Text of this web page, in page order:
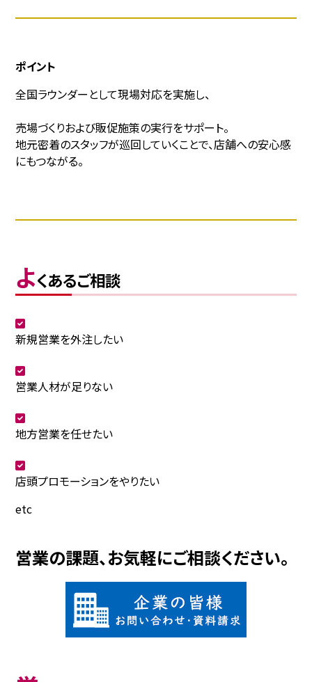
ポイント
全国ラウンダーとして現場対応を実施し、
売場づくりおよび販促施策の実行をサポート。
地元密着のスタッフが巡回していくことで、店舗への安心感
にもつながる。
よくあるご相談
新規営業を外注したい
営業人材が足りない
地方営業を任せたい
店頭プロモーションをやりたい
etc
営業の課題、お気軽にご相談ください。